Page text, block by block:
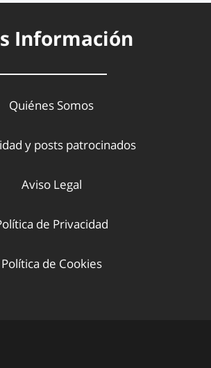
Información
Quiénes Somos
y posts patrocinados
Aviso Legal
de Privacidad
Política de Cookies